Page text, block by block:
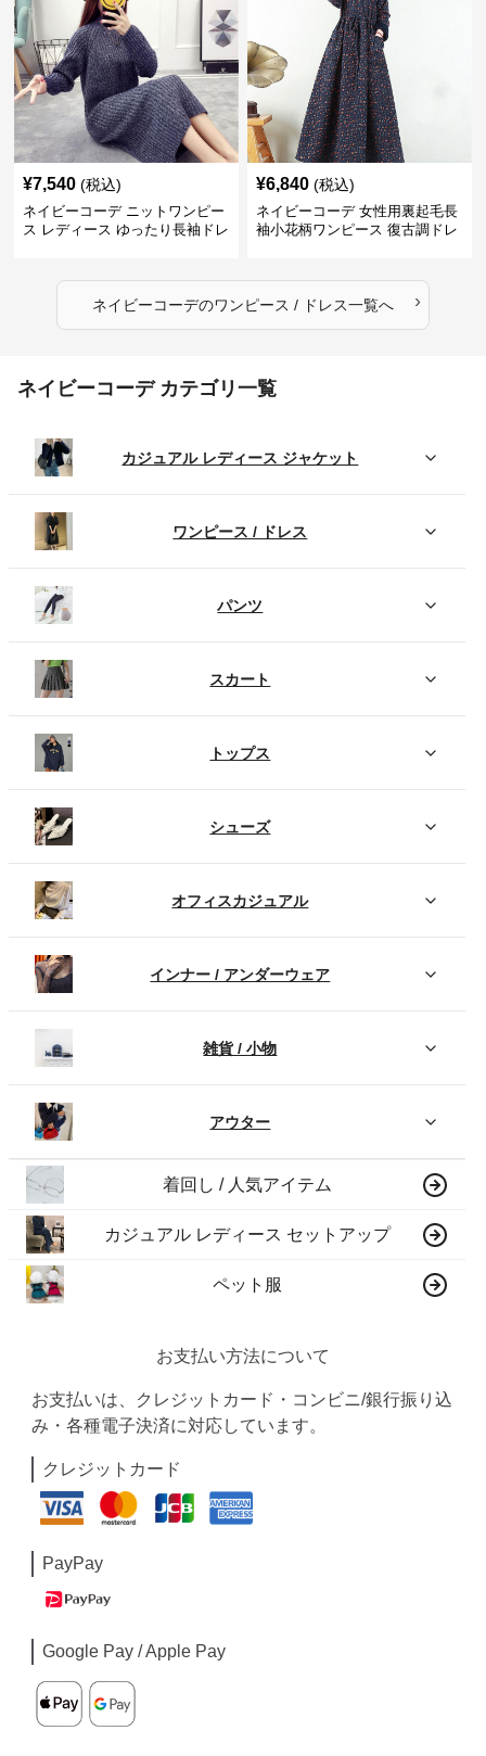
¥7,540 (税込)
ネイビーコーデ ニットワンピー
ス レディース ゆったり長袖ドレ
¥6,840 (税込)
ネイビーコーデ 女性用裏起毛長
袖小花柄ワンピース 復古調ドレ
ネイビーコーデのワンピース / ドレス一覧へ ›
ネイビーコーデ カテゴリ一覧
カジュアル レディース ジャケット
ワンピース / ドレス
パンツ
スカート
トップス
シューズ
オフィスカジュアル
インナー / アンダーウェア
雑貨 / 小物
アウター
着回し / 人気アイテム
カジュアル レディース セットアップ
ペット服
お支払い方法について
お支払いは、クレジットカード・コンビニ/銀行振り込
み・各種電子決済に対応しています。
クレジットカード
PayPay
Google Pay / Apple Pay